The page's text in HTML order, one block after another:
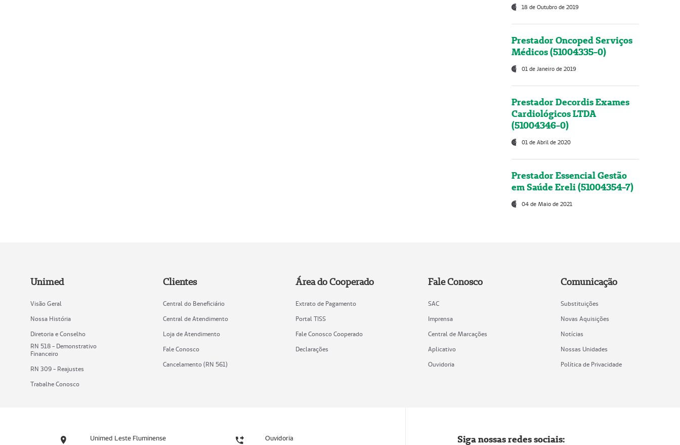
18 de Outubro de 2019
Prestador Oncoped Serviços
Médicos (51004335-0)
01 de Janeiro de 2019
Prestador Decordis Exames
Cardiológicos LTDA
(51004346-0)
01 de Abril de 2020
Prestador Essencial Gestão
em Saúde Ereli (51004354-7)
04 de Maio de 2021
Unimed
Visão Geral
Nossa História
Diretoria e Conselho
RN 518 - Demonstrativo
Financeiro
RN 309 - Reajustes
Trabalhe Conosco
Clientes
Central do Beneficiário
Central de Atendimento
Loja de Atendimento
Fale Conosco
Cancelamento (RN 561)
Área do Cooperado
Extrato de Pagamento
Portal TISS
Fale Conosco Cooperado
Declarações
Fale Conosco
SAC
Imprensa
Central de Marcações
Aplicativo
Ouvidoria
Comunicação
Substituições
Novas Aquisições
Notícias
Nossas Unidades
Política de Privacidade
Unimed Leste Fluminense Ouvidoria Siga nossas redes sociais: